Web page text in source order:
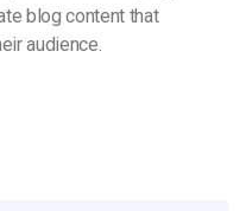
blog content that
audience.